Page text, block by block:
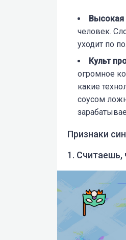
Высокая
человек.
уходит по
Культ
огромное
какие
соусом
Признаки
1. Считаешь,